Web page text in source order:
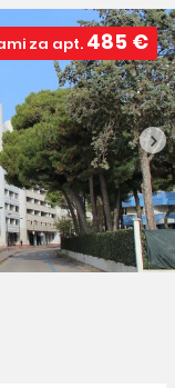
za apt. 485 €